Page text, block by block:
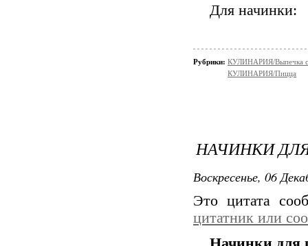
Для начинки:
Рубрики: КУЛИНАРИЯ/Выпечка
КУЛИНАРИЯ/Пицца
НАЧИНКИ
Воскресенье, 06
Это цитата
цитатник или